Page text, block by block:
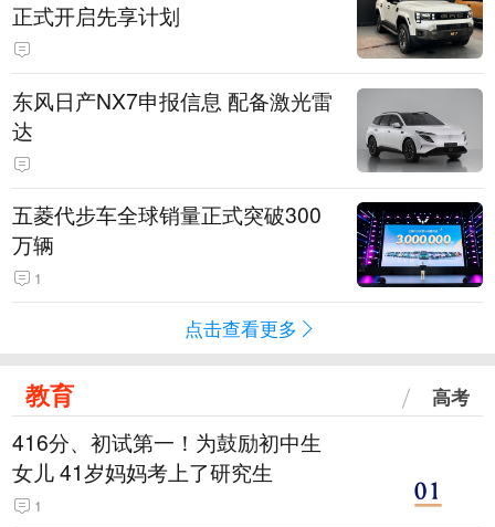
正式开启先享计划
东风日产NX7申报信息 配备激光雷
达
五菱代步车全球销量正式突破300
万辆
1
点击查看更多
教育 高考
416分、初试第一！为鼓励初中生
女儿 41岁妈妈考上了研究生
1